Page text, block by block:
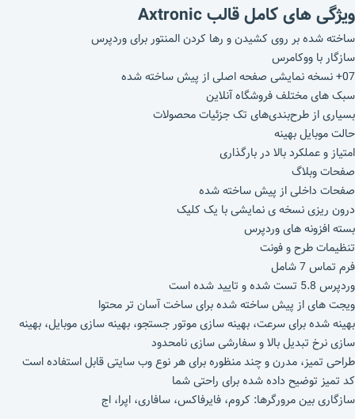
ویژگی های کامل قالب Axtronic
ساخته شده بر روی کشیدن و رها کردن المنتور برای وردپرس
سازگار با ووکامرس
07+ نسخه نمایشی صفحه اصلی از پیش ساخته شده
سبک های مختلف فروشگاه آنلاین
بسیاری از طرح‌بندی‌های تک جزئیات محصولات
حالت موبایل بهینه
امتیاز و عملکرد بالا در بارگذاری
صفحات وبلاگ
صفحات داخلی از پیش ساخته شده
درون ریزی نسخه ی نمایشی با یک کلیک
بسته افزونه های وردپرس
تنظیمات طرح و فونت
فرم تماس 7 شامل
وردپرس 5.8 تست شده و تایید شده است
ویجت های از پیش ساخته شده برای ساخت آسان تر محتوا
بهینه شده برای سرعت، بهینه سازی موتور جستجو، بهینه سازی موبایل، بهینه
سازی نرخ تبدیل بالا و سفارشی سازی نامحدود
طراحی تمیز، مدرن و چند منظوره برای هر نوع وب سایتی قابل استفاده است
کد تمیز توضیح داده شده برای راحتی شما
سازگاری بین مرورگرها: کروم، فایرفاکس، سافاری، اپرا، اج